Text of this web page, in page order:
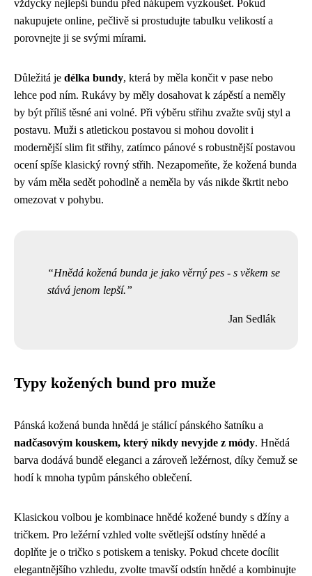
vždycky nejlepší bundu před nákupem vyzkoušet. Pokud
nakupujete online, pečlivě si prostudujte tabulku velikostí a
porovnejte ji se svými mírami.
Důležitá je délka bundy, která by měla končit v pase nebo
lehce pod ním. Rukávy by měly dosahovat k zápěstí a neměly
by být příliš těsné ani volné. Při výběru střihu zvažte svůj styl a
postavu. Muži s atletickou postavou si mohou dovolit i
modernější slim fit střihy, zatímco pánové s robustnější postavou
ocení spíše klasický rovný střih. Nezapomeňte, že kožená bunda
by vám měla sedět pohodlně a neměla by vás nikde škrtit nebo
omezovat v pohybu.
Hnědá kožená bunda je jako věrný pes - s věkem se
stává jenom lepší.
Jan Sedlák
Typy kožených bund pro muže
Pánská kožená bunda hnědá je stálicí pánského šatníku a
nadčasovým kouskem, který nikdy nevyjde z módy. Hnědá
barva dodává bundě eleganci a zároveň ležérnost, díky čemuž se
hodí k mnoha typům pánského oblečení.
Klasickou volbou je kombinace hnědé kožené bundy s džíny a
tričkem. Pro ležérní vzhled volte světlejší odstíny hnědé a
doplňte je o tričko s potiskem a tenisky. Pokud chcete docílit
elegantnějšího vzhledu, zvolte tmavší odstín hnědé a kombinujte